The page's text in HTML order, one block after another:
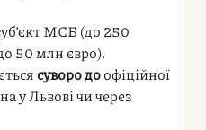
МСБ (до 250
50 млн євро).
суворо доофіційної
у Львові чи через